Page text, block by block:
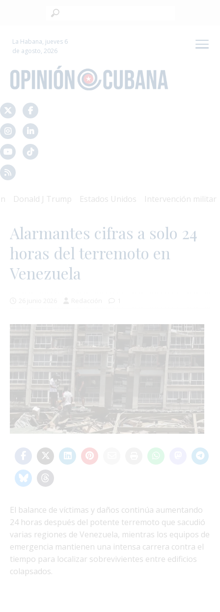
La Habana, jueves 6
de agosto, 2026
J Trump Estados Unidos Intervención militar
Alarmantes cifras a solo 24
horas del terremoto en
Venezuela
El balance de víctimas y daños continúa aumentando
24 horas después del potente terremoto que sacudió
varias regiones de Venezuela, mientras los equipos de
emergencia mantienen una intensa carrera contra el
tiempo para localizar sobrevivientes entre edificios
colapsados.